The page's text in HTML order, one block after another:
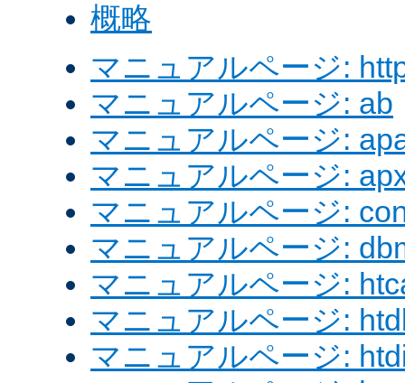
概略
マニュアルページ:
マニュアルページ: ab
マニュアルページ:
マニュアルページ:
マニュアルページ:
マニュアルページ:
マニュアルページ:
マニュアルページ:
マニュアルページ: